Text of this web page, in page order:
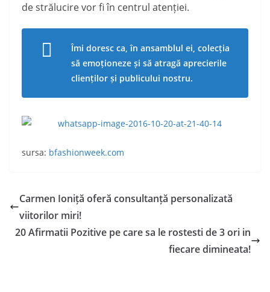
de strălucire vor fi în centrul atenției.
Îmi doresc ca, în ansamblul ei, colecția
să emoționeze și să atragă aprecierile
clienților și publicului nostru.
sursa: bfashionweek.com
Carmen Ioniță oferă consultanță personalizată
viitorilor miri!
20 Afirmatii Pozitive pe care sa le rostesti de 3 ori in
fiecare dimineata!